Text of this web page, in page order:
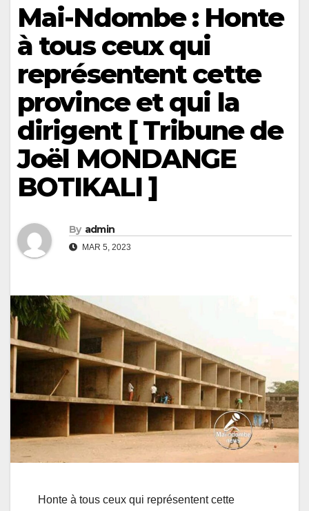
Mai-Ndombe : Honte
à tous ceux qui
représentent cette
province et qui la
dirigent [ Tribune de
Joël MONDANGE
BOTIKALI ]
By admin
MAR 5, 2023
Honte à tous ceux qui représentent cette